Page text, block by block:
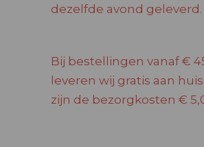
dezelfde avond geleverd.
Bij bestellingen vanaf €
leveren wij gratis aan
zijn de bezorgkosten €